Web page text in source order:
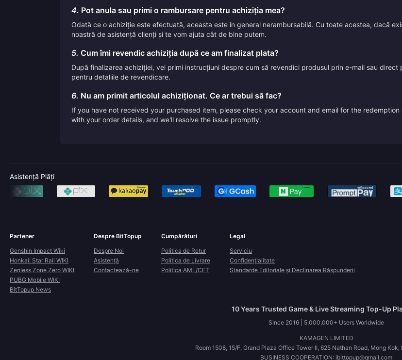
4. Pot anula sau primi o rambursare pentru achiziția mea?
Odată ce o achiziție este efectuată, aceasta este în general nerambursabilă. Cu toate acestea, dacă
noastră de asistență clienți și te vom ajuta cât de bine putem.
5. Cum îmi revendic achiziția după ce am finalizat plata?
După finalizarea achiziției, vei primi instrucțiuni despre cum să revendici produsul prin e-mail sau
pentru detaliile de revendicare.
6. Nu am primit articolul achiziționat. Ce ar trebui să fac?
If you have not received your purchased item, please check your account and email for the
with your order details, and we'll resolve the issue promptly.
Asistență Plăți
Partener
Genshin Impact Wiki
Honkai: Star Rail WIKI
Zenless Zone Zero WIKI
PUBG Mobile WIKI
BitTopup News
Despre BitTopup
Despre Noi
Asistență
Contactează-ne
Cumpărături
Politica de Retur
Politica de Livrare
Politica AML/CFT
Legal
Serviciu
Confidențialitate
Standarde Editoriale și Declinarea Răspunderii
10 Years Trusted Game & Live Streaming Top-Up
Since 2016 | 5,000,000+ Users Worldwide
KAMAGEN LIMITED
Room 1508, 15/F, Grand Plaza Office Tower II, 625 Nathan Road, Mong
BUSINESS COOPERATION: ibittopup@gmail.com